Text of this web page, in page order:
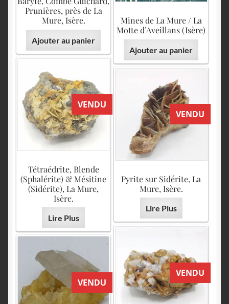
Prunières, près de La
Mure, Isère.
Ajouter au panier
Mines de La Mure / La
Motte d’Aveillans (Isère)
Ajouter au panier
VENDU
Tétraédrite, Blende
(Sphalérite) & Mésitine
(Sidérite), La Mure,
Isère.
Lire Plus
VENDU
Pyrite sur Sidérite, La
Mure, Isère.
Lire Plus
VENDU
VENDU